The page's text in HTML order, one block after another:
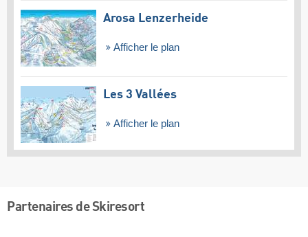
Arosa Lenzerheide
Afficher le plan
Les 3 Vallées
Afficher le plan
Partenaires de Skiresort